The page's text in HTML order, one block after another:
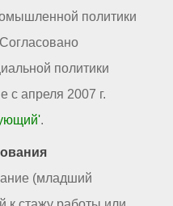
политики
политики
с апреля 2007 г.
.
(младший